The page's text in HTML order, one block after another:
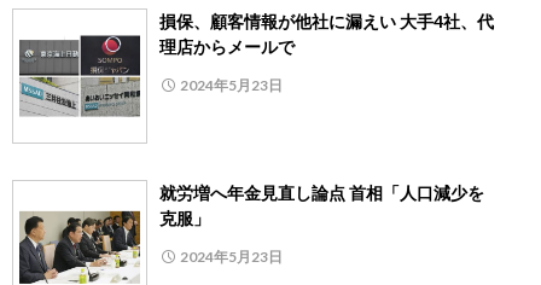
損保、顧客情報が他社に漏えい 大手4社、代
理店からメールで
2024年5月23日
就労増へ年金見直し論点 首相「人口減少を
克服」
2024年5月23日